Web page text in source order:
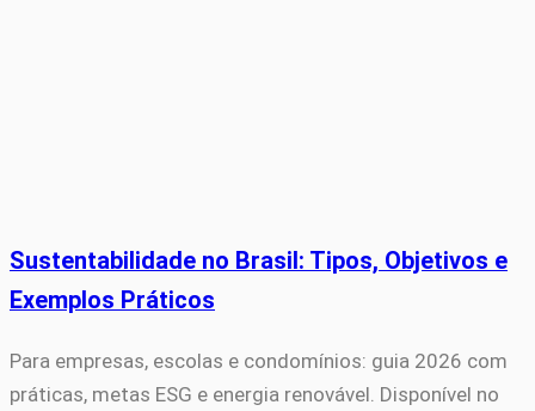
Sustentabilidade no Brasil: Tipos, Objetivos e
Exemplos Práticos
Para empresas, escolas e condomínios: guia 2026 com
práticas, metas ESG e energia renovável. Disponível no